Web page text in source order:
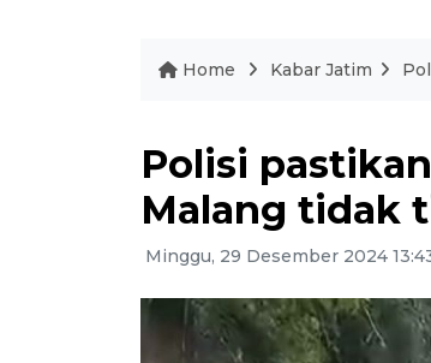
Home Kabar Jatim
Polisi
Malang tidak
Minggu, 29 Desember 2024